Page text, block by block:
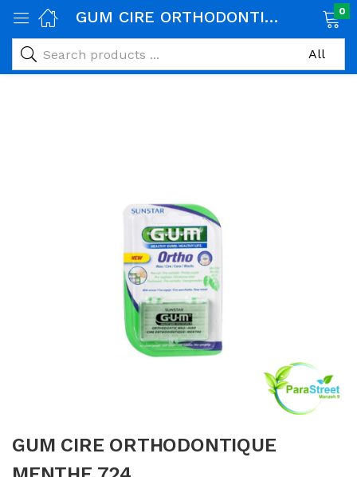
alimentaires)
GUM CIRE ORTHODONTIQUE MENTHE 724 0
GUM CIRE ORTHODONTIQUE